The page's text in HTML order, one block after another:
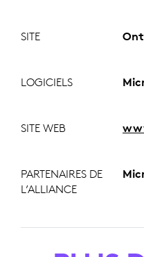
SITE
LOGICIELS
SITE WEB
PARTENAIRES DE
L’ALLIANCE